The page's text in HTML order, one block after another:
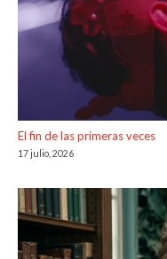
El fin de las primeras veces
17 julio, 2026